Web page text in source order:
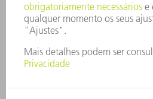
SOCIAL E CORPORATIVO
ADMINISTRAÇÃO EMPRESARIAL